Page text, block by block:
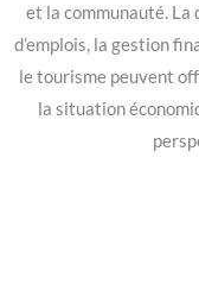
et la communauté. La
d’emplois, la gestion
le tourisme peuvent
la situation